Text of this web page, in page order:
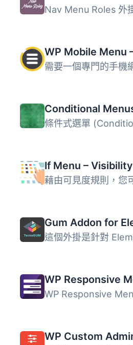
Conditional
Gum Addon for
WP Responsive
WP Custom